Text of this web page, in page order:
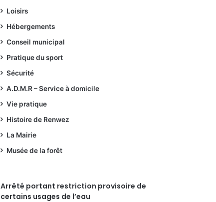
Loisirs
Hébergements
Conseil municipal
Pratique du sport
Sécurité
A.D.M.R – Service à domicile
Vie pratique
Histoire de Renwez
La Mairie
Musée de la forêt
Arrêté portant restriction provisoire de
certains usages de l’eau